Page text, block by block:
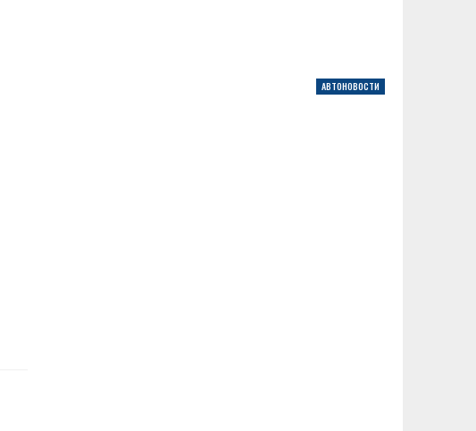
АВТОНОВОСТИ